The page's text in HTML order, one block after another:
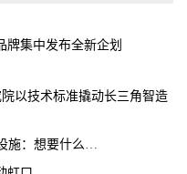
牌集中发布全新企划
以技术标准撬动长三角智造
探访国家蛋白质科学研究（上海）设施：想要什么蛋白 AI直接设计合成